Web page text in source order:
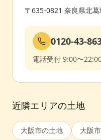
〒635-0821 奈良県北
0120-43-
電話受付 9:00〜
近隣エリアの土地
大阪市の土地 大阪